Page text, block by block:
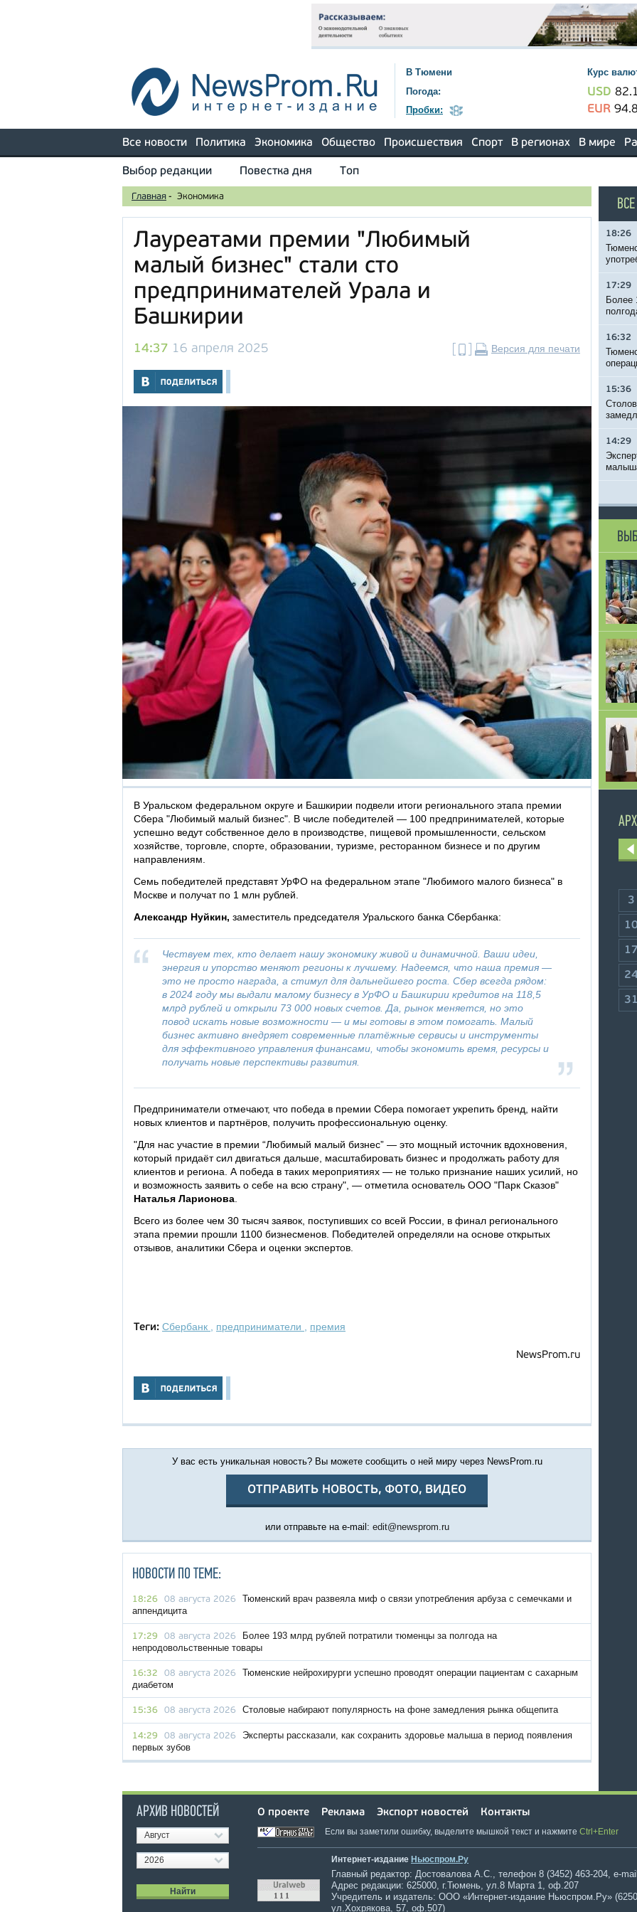
В Тюмени
Погода:
Пробки:
Курс
USD
EUR
Все новости Политика Экономика Общество Происшествия Спорт В регионах В мире
Выбор редакции Повестка дня Топ
Главная - Экономика
Лауреатами премии "Любимый
малый бизнес" стали сто
предпринимателей Урала и
Башкирии
14:37 16 апреля 2025 Версия для печати
В Уральском федеральном округе и Башкирии подвели итоги регионального этапа премии
Сбера "Любимый малый бизнес". В числе победителей — 100 предпринимателей, которые
успешно ведут собственное дело в производстве, пищевой промышленности, сельском
хозяйстве, торговле, спорте, образовании, туризме, ресторанном бизнесе и по другим
направлениям.
Семь победителей представят УрФО на федеральном этапе "Любимого малого бизнеса" в
Москве и получат по 1 млн рублей.
Александр Нуйкин, заместитель председателя Уральского банка Сбербанка:
Чествуем тех, кто делает нашу экономику живой и динамичной. Ваши идеи,
энергия и упорство меняют регионы к лучшему. Надеемся, что наша премия —
это не просто награда, а стимул для дальнейшего роста. Сбер всегда рядом:
в 2024 году мы выдали малому бизнесу в УрФО и Башкирии кредитов на 118,5
млрд рублей и открыли 73 000 новых счетов. Да, рынок меняется, но это
повод искать новые возможности — и мы готовы в этом помогать. Малый
бизнес активно внедряет современные платёжные сервисы и инструменты
для эффективного управления финансами, чтобы экономить время, ресурсы и
получать новые перспективы развития.
Предприниматели отмечают, что победа в премии Сбера помогает укрепить бренд, найти
новых клиентов и партнёров, получить профессиональную оценку.
"Для нас участие в премии “Любимый малый бизнес” — это мощный источник вдохновения,
который придаёт сил двигаться дальше, масштабировать бизнес и продолжать работу для
клиентов и региона. А победа в таких мероприятиях — не только признание наших усилий, но
и возможность заявить о себе на всю страну", — отметила основатель ООО "Парк Сказов"
Наталья Ларионова
Всего из более чем 30 тысяч заявок, поступивших со всей России, в финал регионального
этапа премии прошли 1100 бизнесменов. Победителей определяли на основе открытых
отзывов, аналитики Сбера и оценки экспертов.
Теги: Сбербанк предприниматели премия
NewsProm.ru
У вас есть уникальная новость? Вы можете сообщить о ней миру через NewsProm.ru
ОТПРАВИТЬ НОВОСТЬ, ФОТО, ВИДЕО
или отправьте на e-mail: edit@newsprom.ru
НОВОСТИ ПО ТЕМЕ:
18:26 08 августа 2026
Тюменский врач развеяла миф о связи употребления арбуза с семечками и
аппендицита
17:29 08 августа 2026
Более 193 млрд рублей потратили тюменцы за полгода на
непродовольственные товары
16:32 08 августа 2026
Тюменские нейрохирурги успешно проводят операции пациентам с сахарным
диабетом
15:36 08 августа 2026 Столовые набирают популярность на фоне замедления рынка общепита
14:29 08 августа 2026
Эксперты рассказали, как сохранить здоровье малыша в период появления
первых зубов
18:26
17:29
Более
16:32
15:36
14:29
3
17
31
АРХИВ НОВОСТЕЙ
Август
2026
О проекте Реклама Экспорт новостей Контакты
Если вы заметили ошибку, выделите мышкой текст и нажмите Ctrl+Enter
Интернет-издание Ньюспром.Ру
Главный редактор: Достовалова А.С., телефон 8 (3452) 463-204, e-
Адрес редакции: 625000, г.Тюмень, ул.8 Марта 1, оф.207
Учредитель и издатель: ООО «Интернет-издание Ньюспром.Ру»
ул.Хохрякова, 57, оф.507)